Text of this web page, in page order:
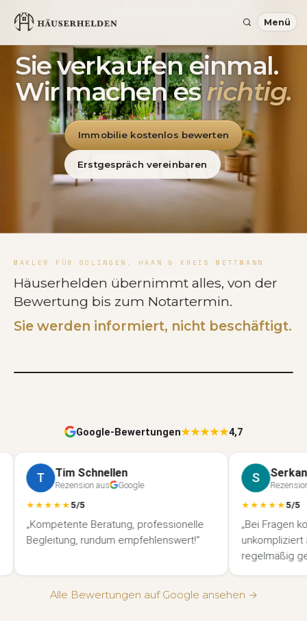
Sie verkaufen einmal.
Wir machen esrichtig.
Immobilie kostenlos bewerten
Erstgespräch vereinbaren
MAKLER FÜR SOLINGEN, HAAN & KREIS METTMANN
Häuserhelden übernimmt alles, von der
Bewertung bis zum Notartermin.
Sie werden informiert, nicht beschäftigt.
Google-Bewertungen★★★★★4,7
T Tim Schnellen
Rezension aus
Google
★★★★★5/5
„Kompetente Beratung, professionelle
Begleitung, rundum empfehlenswert!“
S Serkan
Rezension
★★★★★5/5
„Bei Fragen
unkompliziert
regelmäßig
Infos versorgt.
Alle Bewertungen auf Google ansehen →